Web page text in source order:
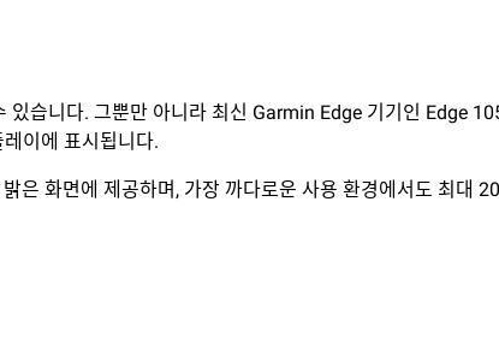
습니다. 그뿐만 아니라 최신 Garmin Edge 기기인 Edge
이에 표시됩니다.
은 화면에 제공하며, 가장 까다로운 사용 환경에서도 최대